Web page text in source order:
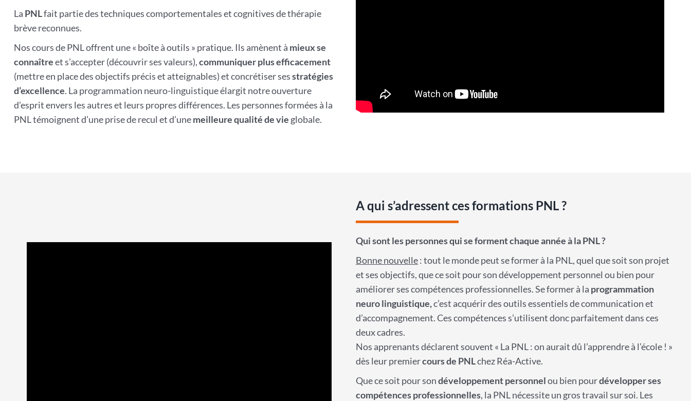
La PNLfait partie des techniques comportementales et cognitives de thérapie
brève reconnues.
Nos cours de PNL offrent une « boîte à outils » pratique. Ils amènent à mieux se
connaîtreet s’accepter (découvrir ses valeurs),communiquer plus efficacement
(mettre en place des objectifs précis et atteignables) et concrétiser sesstratégies
d’excellence. La programmation neuro-linguistique élargit notre ouverture
d’esprit envers les autres et leurs propres différences. Les personnes formées à la
PNL témoignent d’une prise de recul et d’unemeilleure qualité de vie globale.
A qui s’adressent ces formations PNL ?
Qui sont les personnes qui se forment chaque année à la PNL ?
Bonne nouvelle: tout le monde peut se former à la PNL, quel que soit son projet
et ses objectifs, que ce soit pour son développement personnel ou bien pour
améliorer ses compétences professionnelles. Se former à la programmation
neuro linguistique,c’est acquérir des outils essentiels de communication et
d’accompagnement. Ces compétences s’utilisent donc parfaitement dans ces
deux cadres.
Nos apprenants déclarent souvent « La PNL : on aurait dû l’apprendre à l’école ! »
dès leur premiercours de PNLchez Réa-Active.
Que ce soit pour sondéveloppement personnelou bien pourdévelopper ses
compétences professionnelles, la PNL nécessite un gros travail sur soi. Les